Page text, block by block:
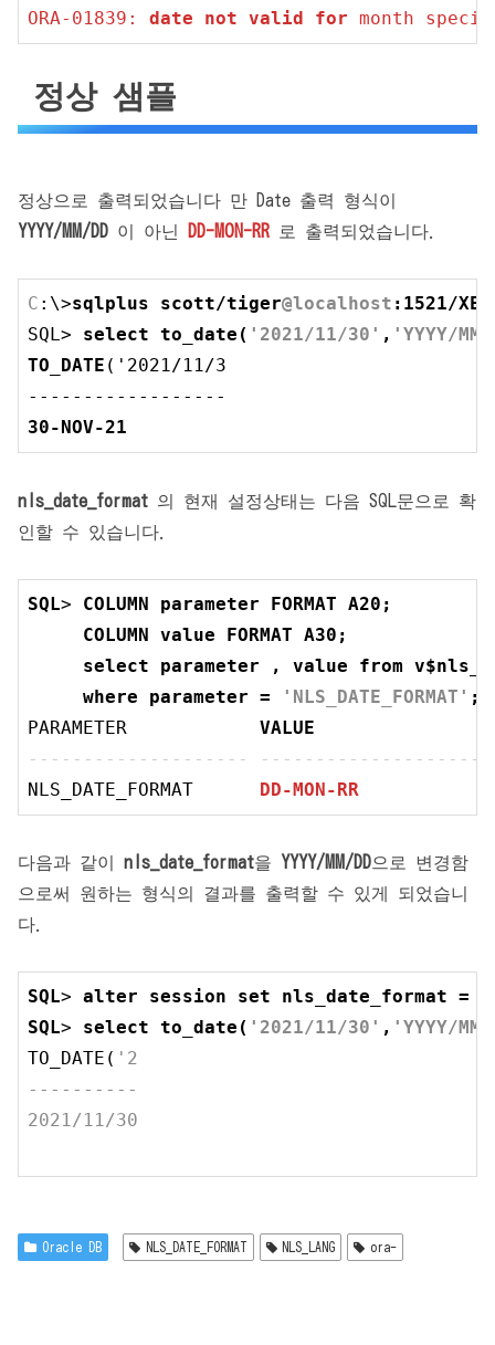
ORA-01839 : date not valid for month
정상 샘플
정상으로 출력되었습니다 만 Date 출력 형식이
YYYY/MM/DD 이 아닌 DD-MON-RR 로 출력되었습니다.
C :\>sqlplus scott/tiger@localhost : 1521/
SQL> select to_date( '2021/11/30' , 'YYYY/
TO_DATE (' 2021/11/3
30-NOV-21
nls_date_format 의 현재 설정상태는 다음 SQL문으로 확
인할 수 있습니다.
SQL> COLUMN parameter FORMAT A20;
COLUMN value FORMAT A30;
select parameter , value from
where parameter = 'NLS_DATE_FORMAT' ;
PARAMETER VALUE
--------------------
NLS_DATE_FORMAT DD-MON-RR
다음과 같이 nls_date_format을 YYYY/MM/DD으로 변경함
으로써 원하는 형식의 결과를 출력할 수 있게 되었습니
다.
SQL> alter session set nls_date_format =
SQL> select to_date( '2021/11/30' , 'YYYY/
TO_DATE( '2
----------
2021/11/30
Oracle DB NLS_DATE_FORMAT NLS_LANG ora-